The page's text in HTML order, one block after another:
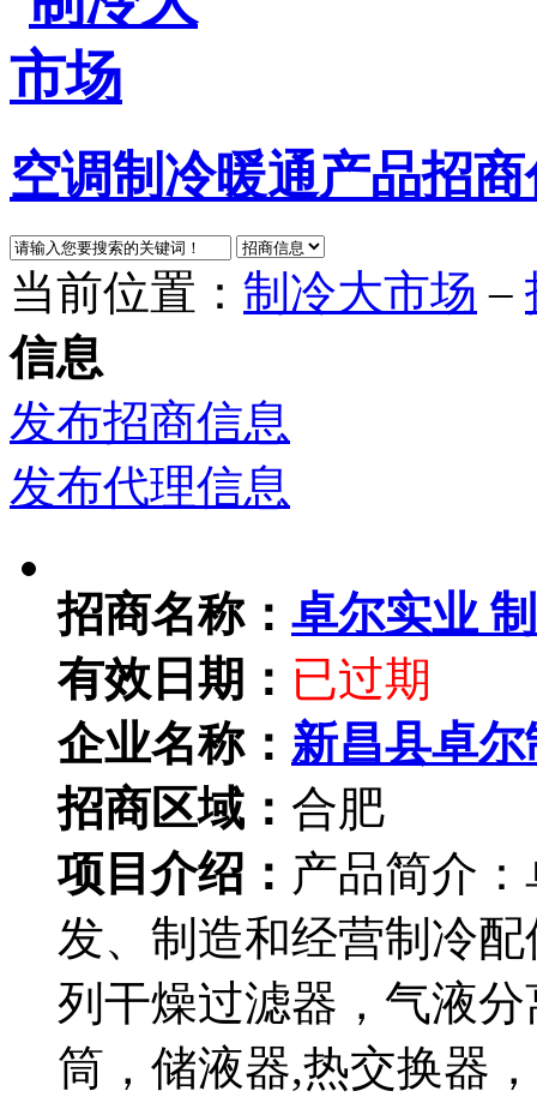
空调制冷暖通产品招
当前位置： 制冷大市场 –
信息
发布招商信息
发布代理信息
招商名称： 卓尔实业
有效日期： 已过期
企业名称： 新昌县卓
招商区域： 合肥
项目介绍： 产品简介
发、制造和经营制冷
列干燥过滤器，气液
筒，储液器,热交换器